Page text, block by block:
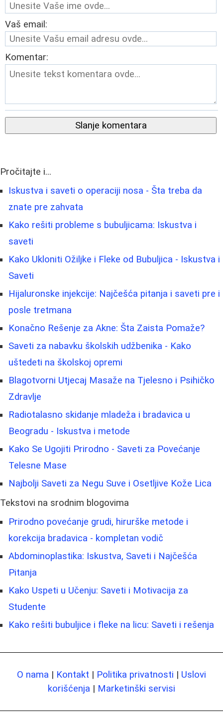
Vaš email:
Komentar:
Slanje komentara
Pročitajte i...
Iskustva i saveti o operaciji nosa - Šta treba da
znate pre zahvata
Kako rešiti probleme s bubuljicama: Iskustva i
saveti
Kako Ukloniti Ožiljke i Fleke od Bubuljica - Iskustva i
Saveti
Hijaluronske injekcije: Najčešća pitanja i saveti pre i
posle tretmana
Konačno Rešenje za Akne: Šta Zaista Pomaže?
Saveti za nabavku školskih udžbenika - Kako
uštedeti na školskoj opremi
Blagotvorni Utjecaj Masaže na Tjelesno i Psihičko
Zdravlje
Radiotalasno skidanje mladeža i bradavica u
Beogradu - Iskustva i metode
Kako Se Ugojiti Prirodno - Saveti za Povećanje
Telesne Mase
Najbolji Saveti za Negu Suve i Osetljive Kože Lica
Tekstovi na srodnim blogovima
Prirodno povećanje grudi, hirurške metode i
korekcija bradavica - kompletan vodič
Abdominoplastika: Iskustva, Saveti i Najčešća
Pitanja
Kako Uspeti u Učenju: Saveti i Motivacija za
Studente
Kako rešiti bubuljice i fleke na licu: Saveti i rešenja
O nama | Kontakt | Politika privatnosti | Uslovi
korišćenja | Marketinški servisi